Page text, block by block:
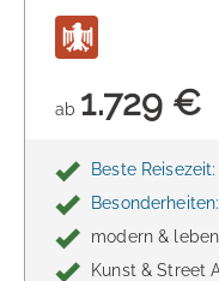
ab 1.729 €
Beste Reisezeit:
Besonderheiten:
modern &
Kunst & Street